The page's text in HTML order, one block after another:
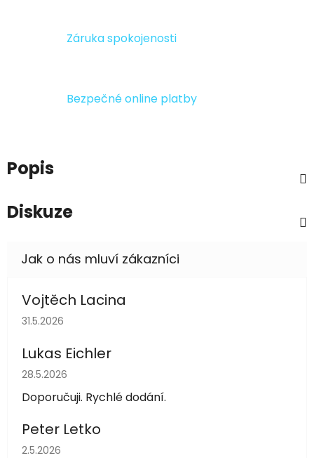
Záruka spokojenosti
Bezpečné online platby
Popis
Diskuze
Vojtěch Lacina
Hodnocení obchodu je 5 z 5 hvězdiček.
31.5.2026
Lukas Eichler
Hodnocení obchodu je 5 z 5 hvězdiček.
28.5.2026
Doporučuji. Rychlé dodání.
Peter Letko
Hodnocení obchodu je 5 z 5 hvězdiček.
2.5.2026